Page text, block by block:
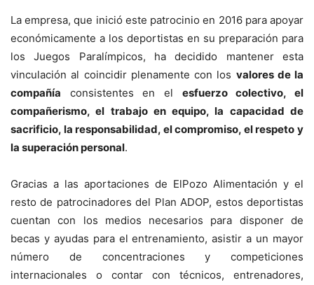
La empresa, que inició este patrocinio en 2016 para apoyar
económicamente a los deportistas en su preparación para
los Juegos Paralímpicos, ha decidido mantener esta
vinculación al coincidir plenamente con los valores de la
compañía consistentes en el esfuerzo colectivo, el
compañerismo, el trabajo en equipo, la capacidad de
sacrificio, la responsabilidad, el compromiso, el respeto y
la superación personal.
Gracias a las aportaciones de ElPozo Alimentación y el
resto de patrocinadores del Plan ADOP, estos deportistas
cuentan con los medios necesarios para disponer de
becas y ayudas para el entrenamiento, asistir a un mayor
número de concentraciones y competiciones
internacionales o contar con técnicos, entrenadores,